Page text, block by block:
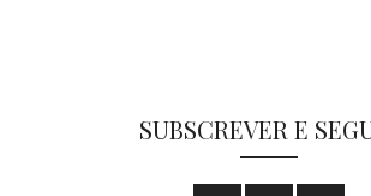
SUBSCREVER E